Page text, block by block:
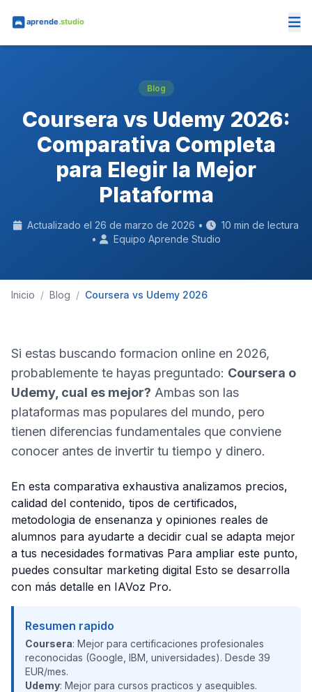
Blog
Coursera vs Udemy 2026:
Comparativa Completa
para Elegir la Mejor
Plataforma
Actualizado el 26 de marzo de 2026 •
10 min de lectura
•
Equipo Aprende Studio
Inicio / Blog / Coursera vs Udemy 2026
Si estas buscando formacion online en 2026,
probablemente te hayas preguntado: Coursera o
Udemy, cual es mejor? Ambas son las
plataformas mas populares del mundo, pero
tienen diferencias fundamentales que conviene
conocer antes de invertir tu tiempo y dinero.
En esta comparativa exhaustiva analizamos precios,
calidad del contenido, tipos de certificados,
metodologia de ensenanza y opiniones reales de
alumnos para ayudarte a decidir cual se adapta mejor
a tus necesidades formativas Para ampliar este punto,
puedes consultar marketing digital Esto se desarrolla
con más detalle en IAVoz Pro.
Resumen rapido
Coursera: Mejor para certificaciones profesionales
reconocidas (Google, IBM, universidades). Desde 39
EUR/mes.
Udemy: Mejor para cursos practicos y asequibles.